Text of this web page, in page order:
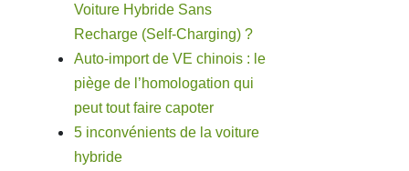
Voiture Hybride Sans
Recharge (Self-Charging) ?
Auto-import de VE chinois : le
piège de l’homologation qui
peut tout faire capoter
5 inconvénients de la voiture
hybride